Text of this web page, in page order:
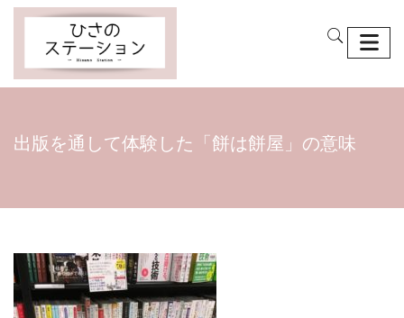
出版を通して体験した「餅は餅屋」の意味